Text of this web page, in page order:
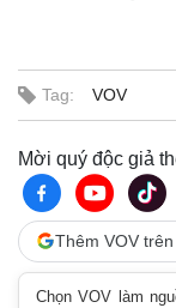
Tag: VOV
Mời quý độc giả
Thêm VOV
Chọn VOV làm